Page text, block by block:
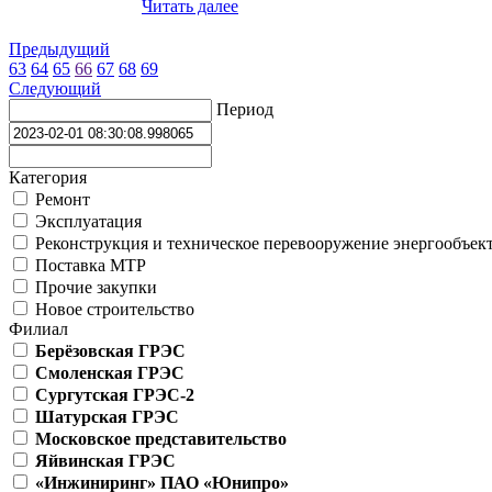
Читать далее
Предыдущий
63 64 65 66 67 68 69
Следующий
Период
Категория
Ремонт
Эксплуатация
Реконструкция и техническое перевооружение
Поставка МТР
Прочие закупки
Новое строительство
Филиал
Берёзовская ГРЭС
Смоленская ГРЭС
Сургутская ГРЭС-2
Шатурская ГРЭС
Московское представительство
Яйвинская ГРЭС
«Инжиниринг» ПАО «Юнипро»